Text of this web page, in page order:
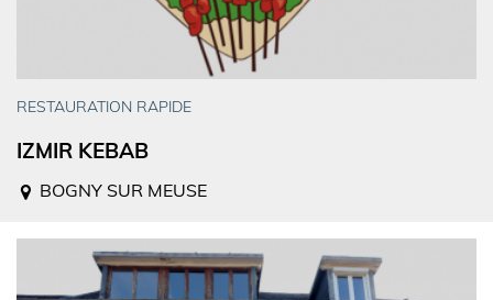
RESTAURATION RAPIDE
IZMIR KEBAB
BOGNY SUR MEUSE